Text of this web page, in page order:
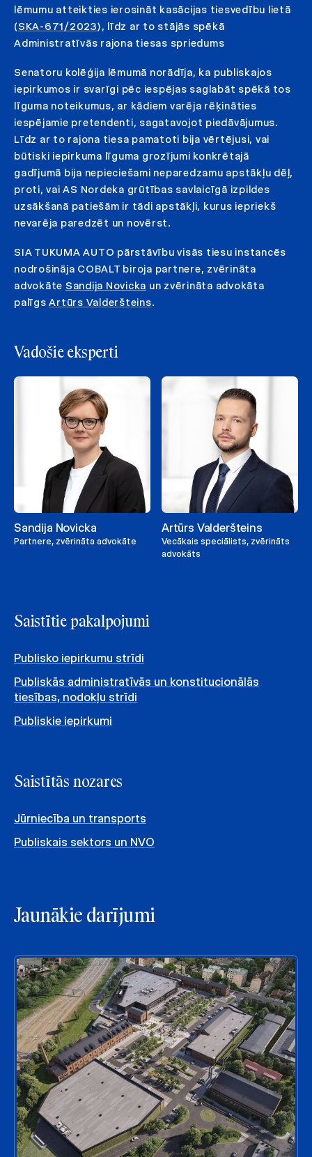
lēmumu atteikties ierosināt kasācijas tiesvedību lietā
(SKA-671/2023), līdz ar to stājās spēkā
Administratīvās rajona tiesas spriedums
Senatoru kolēģija lēmumā norādīja, ka publiskajos
iepirkumos ir svarīgi pēc iespējas saglabāt spēkā tos
līguma noteikumus, ar kādiem varēja rēķināties
iespējamie pretendenti, sagatavojot piedāvājumus.
Līdz ar to rajona tiesa pamatoti bija vērtējusi, vai
būtiski iepirkuma līguma grozījumi konkrētajā
gadījumā bija nepieciešami neparedzamu apstākļu dēļ,
proti, vai AS Nordeka grūtības savlaicīgā izpildes
uzsākšanā patiešām ir tādi apstākļi, kurus iepriekš
nevarēja paredzēt un novērst.
SIA TUKUMA AUTO pārstāvību visās tiesu instancēs
nodrošināja COBALT biroja partnere, zvērināta
advokāte Sandija Novicka un zvērināta advokāta
palīgsArtūrs Valderšteins.
Vadošie eksperti
Sandija Novicka
Partnere, zvērināta advokāte
Artūrs Valderšteins
Vecākais speciālists, zvērināts
advokāts
Saistītie pakalpojumi
Publisko iepirkumu strīdi
Publiskās administratīvās un konstitucionālās
tiesības, nodokļu strīdi
Publiskie iepirkumi
Saistītās nozares
Jūrniecība un transports
Publiskais sektors un NVO
Jaunākie darījumi